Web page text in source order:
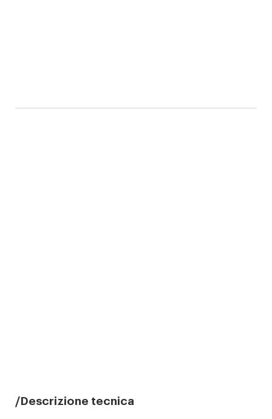
Descrizione tecnica